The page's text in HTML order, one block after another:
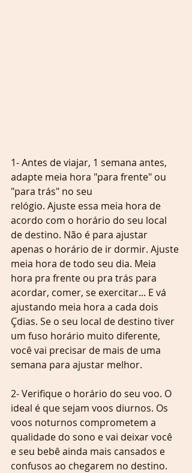
1- Antes de viajar, 1 semana antes,
adapte meia hora "para frente" ou
"para trás" no seu
relógio. Ajuste essa meia hora de
acordo com o horário do seu local
de destino. Não é para ajustar
apenas o horário de ir dormir. Ajuste
meia hora de todo seu dia. Meia
hora pra frente ou pra trás para
acordar, comer, se exercitar... E vá
ajustando meia hora a cada dois
Çdias. Se o seu local de destino tiver
um fuso horário muito diferente,
você vai precisar de mais de uma
semana para ajustar melhor.
2- Verifique o horário do seu voo. O
ideal é que sejam voos diurnos. Os
voos noturnos comprometem a
qualidade do sono e vai deixar você
e seu bebê ainda mais cansados e
confusos ao chegarem no destino.